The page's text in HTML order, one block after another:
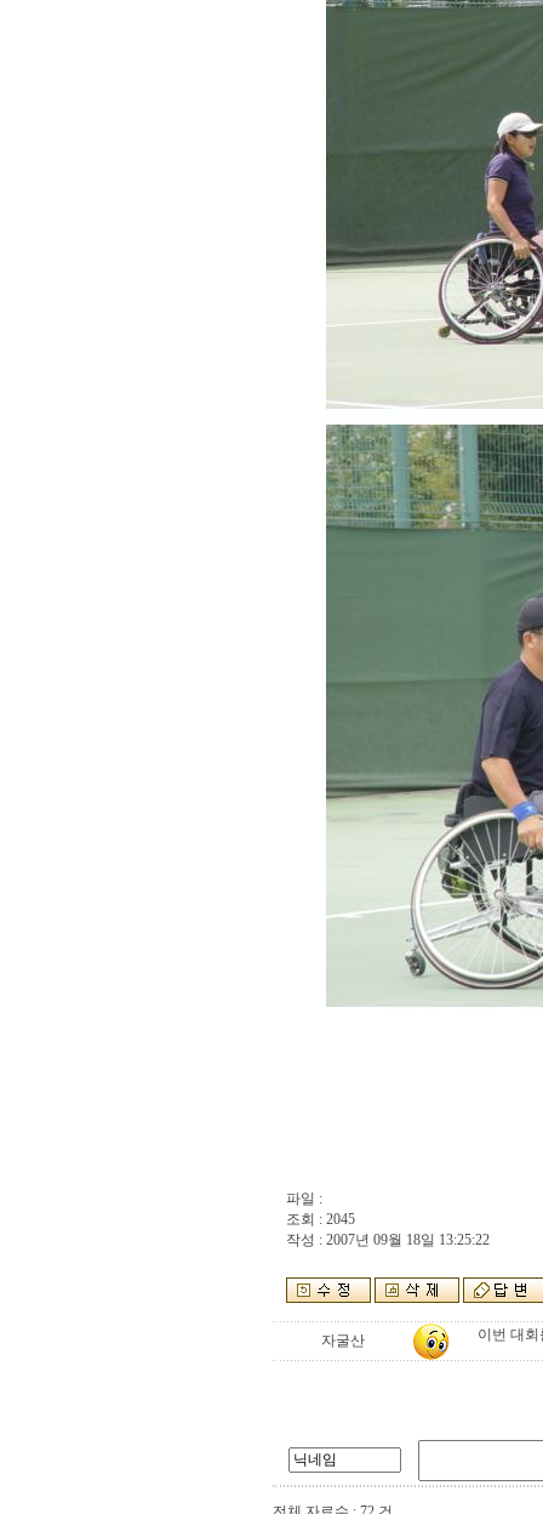
파일 :
조회 : 2045
작성 : 2007년 09월 18일 13:25:22
자굴산 이번 대